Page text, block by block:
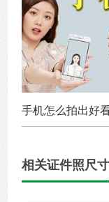
手机怎么拍出好
相关证件照尺寸